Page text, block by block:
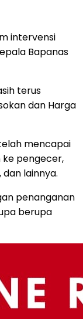
intervensi
Bapanas
terus
dan Harga
mencapai
ke pengecer,
lainnya.
penanganan
berupa